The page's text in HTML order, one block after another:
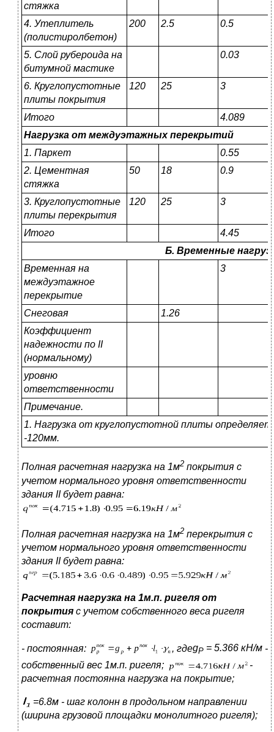
стяжка
4. Утеплитель
(полистиролбетон)
200 2.5 0.5
5. Слой рубероида на
битумной мастике
0.03
6. Круглопустотные
плиты покрытия
120 25 3
Итого
4.089
Нагрузка от междуэтажных перекрытий
1. Паркет
0.55
2. Цементная
стяжка
50 18 0.9
3. Круглопустотные
плиты перекрытия
120 25 3
Итого
4.45
Б. Временные
Временная на
междуэтажное
перекрытие
3
Снеговая
1.26
Коэффициент
надежности по II
(нормальному)
уровню
ответственности
Примечание.
1. Нагрузка от круглопустотной плиты
-120мм.
Полная расчетная нагрузка на 1м2 покрытия с
учетом нормального уровня ответственности
здания II будет равна:
Полная расчетная нагрузка на 1м2 перекрытия с
учетом нормального уровня ответственности
здания II будет равна:
Расчетная нагрузка на 1м.п. ригеля от
покрытия с учетом собственного веса ригеля
составит:
- постоянная: , гдеgP = 5.366 кН/м -
собственный вес 1м.п. ригеля;
-
расчетная постоянна нагрузка на покрытие;
=6.8м - шаг колонн в продольном направлении
(ширина грузовой площадки монолитного ригеля);